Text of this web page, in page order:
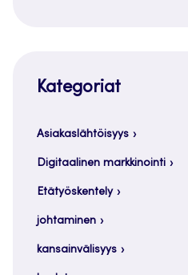
Kategoriat
Asiakaslähtöisyys
Digitaalinen markkinointi
Etätyöskentely
johtaminen
kansainvälisyys